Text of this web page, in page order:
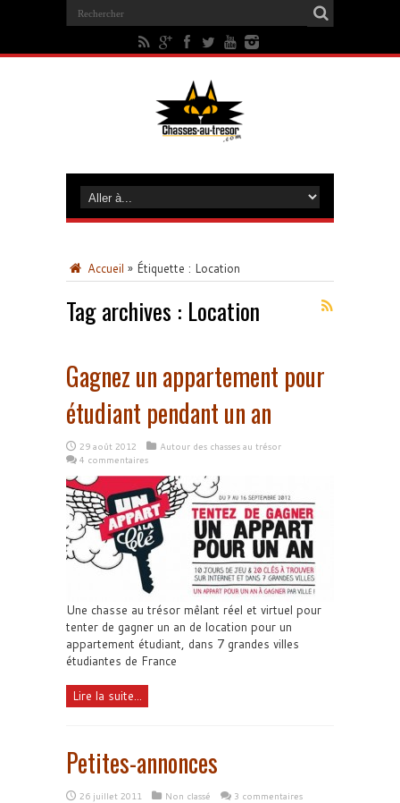
Accueil » Étiquette : Location
Tag archives : Location
Gagnez un appartement pour
étudiant pendant un an
29 août 2012
Autour des chasses au trésor
4 commentaires
Une chasse au trésor mêlant réel et virtuel pour
tenter de gagner un an de location pour un
appartement étudiant, dans 7 grandes villes
étudiantes de France
Lire la suite...
Petites-annonces
26 juillet 2011 Non classé 3 commentaires